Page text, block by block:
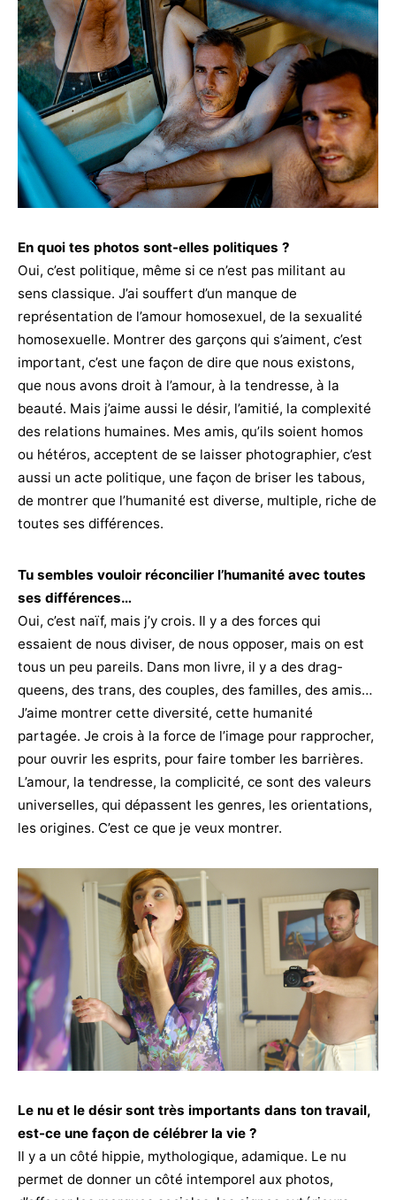
En quoi tes photos sont-elles politiques ?
Oui, c’est politique, même si ce n’est pas militant au
sens classique. J’ai souffert d’un manque de
représentation de l’amour homosexuel, de la sexualité
homosexuelle. Montrer des garçons qui s’aiment, c’est
important, c’est une façon de dire que nous existons,
que nous avons droit à l’amour, à la tendresse, à la
beauté. Mais j’aime aussi le désir, l’amitié, la complexité
des relations humaines. Mes amis, qu’ils soient homos
ou hétéros, acceptent de se laisser photographier, c’est
aussi un acte politique, une façon de briser les tabous,
de montrer que l’humanité est diverse, multiple, riche de
toutes ses différences.
Tu sembles vouloir réconcilier l’humanité avec toutes
ses différences…
Oui, c’est naïf, mais j’y crois. Il y a des forces qui
essaient de nous diviser, de nous opposer, mais on est
tous un peu pareils. Dans mon livre, il y a des drag-
queens, des trans, des couples, des familles, des amis…
J’aime montrer cette diversité, cette humanité
partagée. Je crois à la force de l’image pour rapprocher,
pour ouvrir les esprits, pour faire tomber les barrières.
L’amour, la tendresse, la complicité, ce sont des valeurs
universelles, qui dépassent les genres, les orientations,
les origines. C’est ce que je veux montrer.
Le nu et le désir sont très importants dans ton travail,
est-ce une façon de célébrer la vie ?
Il y a un côté hippie, mythologique, adamique. Le nu
permet de donner un côté intemporel aux photos,